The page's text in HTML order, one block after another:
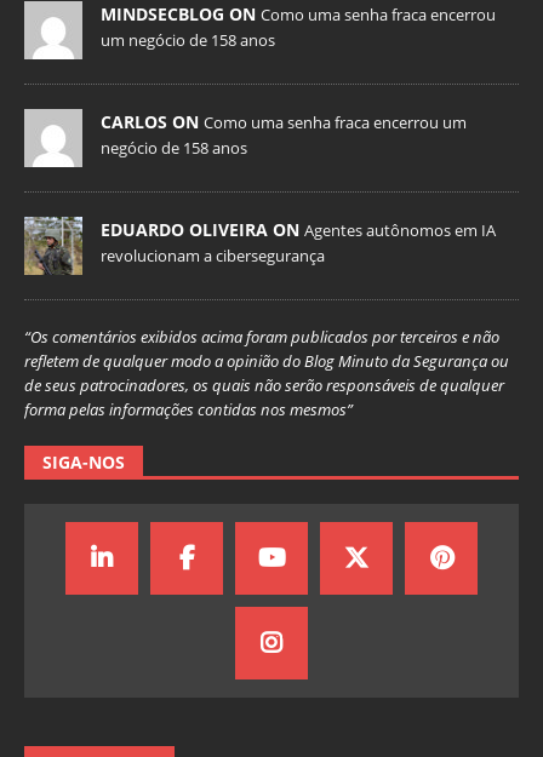
MINDSECBLOG ON Como uma senha fraca encerrou
um negócio de 158 anos
CARLOS ON Como uma senha fraca encerrou um
negócio de 158 anos
EDUARDO OLIVEIRA ON Agentes autônomos em IA
revolucionam a cibersegurança
“Os comentários exibidos acima foram publicados por terceiros e não
refletem de qualquer modo a opinião do Blog Minuto da Segurança ou
de seus patrocinadores, os quais não serão responsáveis de qualquer
forma pelas informações contidas nos mesmos”
SIGA-NOS